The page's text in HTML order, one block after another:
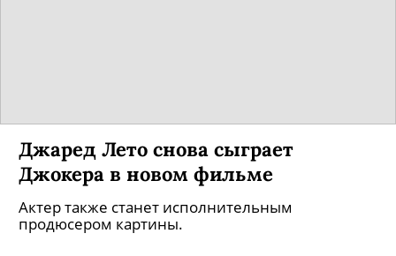
Джаред Лето снова сыграет
Джокера в новом фильме
Актер также станет исполнительным
продюсером картины.